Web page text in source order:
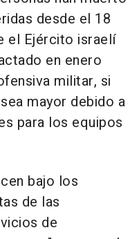
desde el 18
el Ejército israelí
en enero
militar, si
mayor debido a
para los equipos
bajo los
de las
de